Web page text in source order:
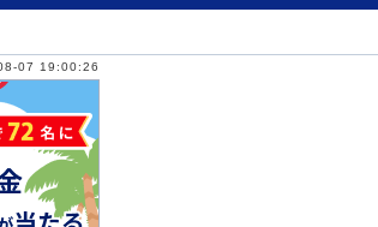
07 19:00:26